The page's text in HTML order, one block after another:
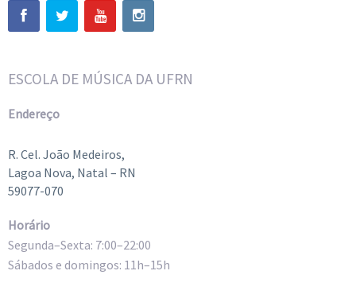
ESCOLA DE MÚSICA DA UFRN
Endereço
R. Cel. João Medeiros,
Lagoa Nova, Natal – RN
59077-070
Horário
Segunda–Sexta: 7:00–22:00
Sábados e domingos: 11h–15h